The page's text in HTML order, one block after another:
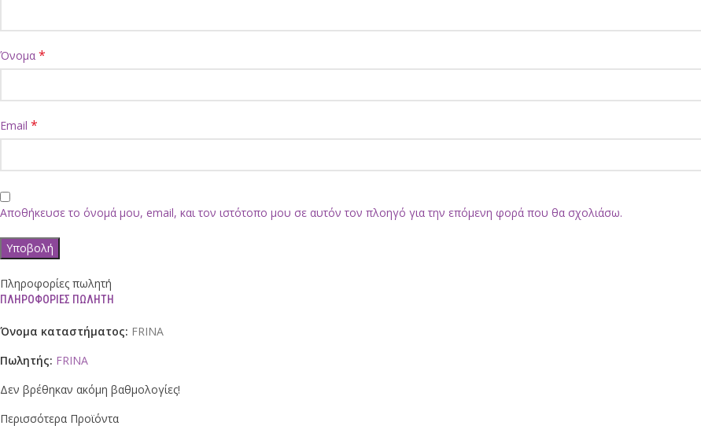
Όνομα *
Email *
Αποθήκευσε το όνομά μου, email, και τον ιστότοπο μου σε αυτόν τον πλοηγό για την επόμενη φορά που θα σχολιάσω.
Πληροφορίες πωλητή
ΠΛΗΡΟΦΟΡΊΕΣ ΠΩΛΗΤΉ
Όνομα καταστήματος: FRINA
Πωλητής: FRINA
Δεν βρέθηκαν ακόμη βαθμολογίες!
Περισσότερα Προϊόντα